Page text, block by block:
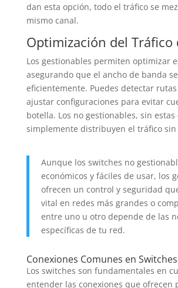
dan esta opción, todo el tráfico se
mismo canal.
Optimización del Tráfico
Los gestionables permiten optimizar
asegurando que el ancho de banda
eficientemente. Puedes detectar
ajustar configuraciones para evitar
botella. Los no gestionables, sin estas
simplemente distribuyen el tráfico
Aunque los switches no
económicos y fáciles de usar, los
ofrecen un control y seguridad
vital en redes más grandes o
entre uno u otro depende de las
específicas de tu red.
Conexiones Comunes en Switches
Los switches son fundamentales en
entender las conexiones que ofrecen